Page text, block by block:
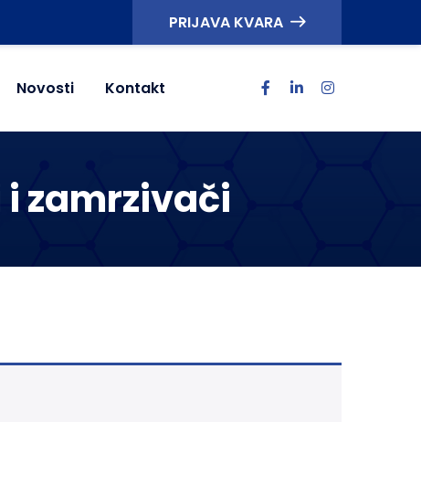
PRIJAVA KVARA
Novosti Kontakt
zamrzivači